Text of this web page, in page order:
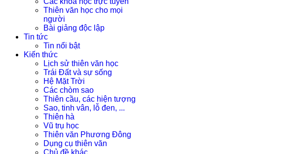
Thiên văn học cho mọi
người
Bài giảng độc lập
Tin tức
Tin nổi bật
Kiến thức
Lịch sử thiên văn học
Trái Đất và sự sống
Hệ Mặt Trời
Các chòm sao
Thiên cầu, các hiện tượng
Sao, tinh vân, lỗ đen, ...
Thiên hà
Vũ trụ học
Thiên văn Phương Đông
Dụng cụ thiên văn
Chủ đề khác